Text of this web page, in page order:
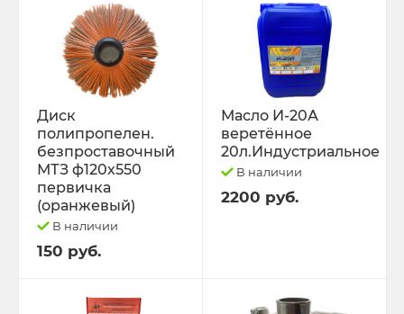
Диск
полипропелен.
безпроставочный
МТЗ ф120х550
первичка
(оранжевый)
В наличии
150 руб.
Масло И-20А
веретённое
20л.Индустриальное
В наличии
2200 руб.